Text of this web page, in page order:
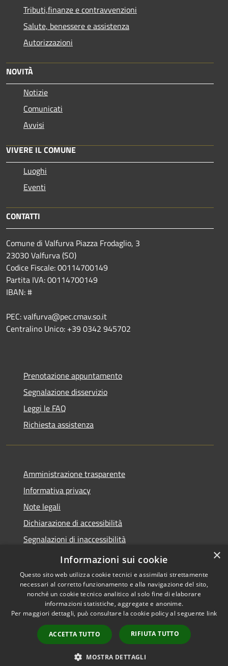
Tributi,finanze e contravvenzioni
Salute, benessere e assistenza
Autorizzazioni
NOVITÀ
Notizie
Comunicati
Avvisi
VIVERE IL COMUNE
Luoghi
Eventi
CONTATTI
Comune di Valfurva Piazza Frodaglio, 3
23030 Valfurva (SO)
Codice Fiscale: 00114700149
Partita IVA: 00114700149
IBAN: #
PEC: valfurva@pec.cmav.so.it
Centralino Unico: +39 0342 945702
Prenotazione appuntamento
Segnalazione disservizio
Leggi le FAQ
Richiesta assistenza
Amministrazione trasparente
Informativa privacy
Note legali
Dichiarazione di accessibilità
Segnalazioni di inaccessibilità
Whistleblowing segnalazione illeciti
Accessibilità
Copyright © 2026 • Comune di
Valfurva • Powered by
Municipium•
Accesso
redazione
×
Informazioni sui cookie
Questo sito web utilizza cookie tecnici e assimilati strettamente
necessari al corretto funzionamento e alla navigazione del sito,
nonché un cookie tecnico analitico al solo fine di elaborare
informazioni statistiche, aggregate e anonime.
Per maggiori dettagli, può consultare la cookie policy al seguente link
ACCETTA TUTTO RIFIUTA TUTTO
MOSTRA DETTAGLI